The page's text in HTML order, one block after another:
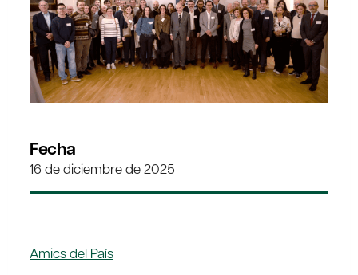
Fecha
16 de diciembre de 2025
Amics del País